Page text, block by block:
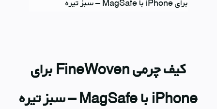
برای iPhone با MagSafe – سبز تیره
کیف چرمی FineWoven برای
iPhone با MagSafe – سبز تیره